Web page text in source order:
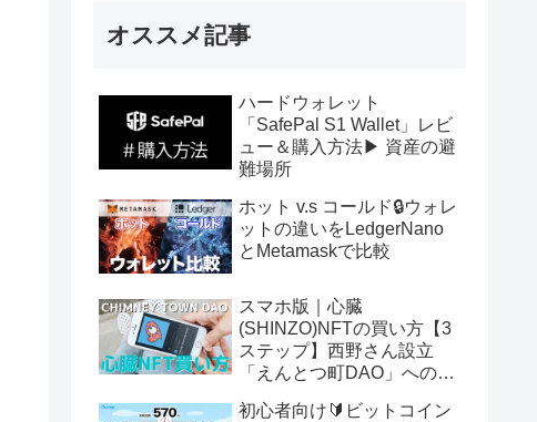
オススメ記事
ハードウォレット
「SafePal S1 Wallet」レビ
ュー＆購入方法▶ 資産の避
難場所
ホット v.s コールド🔒ウォレ
ットの違いをLedgerNano
とMetamaskで比較
スマホ版｜心臓
(SHINZO)NFTの買い方【3
ステップ】西野さん設立
「えんとつ町DAO」へのパ
初心者向け🔰ビットコイン